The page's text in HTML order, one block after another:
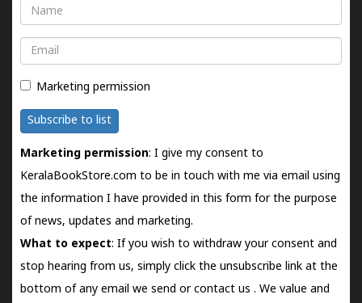
Name
Email
Marketing permission
Subscribe to list
Marketing permission: I give my consent to
KeralaBookStore.com to be in touch with me via email using
the information I have provided in this form for the purpose
of news, updates and marketing.
What to expect: If you wish to withdraw your consent and
stop hearing from us, simply click the unsubscribe link at the
bottom of any email we send orcontact us . We value and